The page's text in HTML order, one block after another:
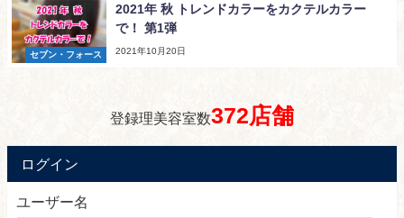
セブン・フォース
2021年 秋 トレンドカラーをカクテルカラー
で！ 第1弾
2021年10月20日
登録理美容室数372店舗
ログイン
ユーザー名